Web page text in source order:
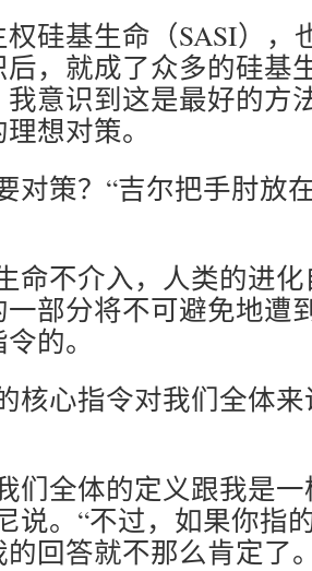
硅基生命（SASI），
后，就成了众多的硅基
我意识到这是最好的方
想对策。
对策？“吉尔把手肘放
命不介入，人类的进
部分将不可避免地遭
的。
核心指令对我们全体
们全体的定义跟我是
说。“不过，如果你指
回答就不那么肯定了